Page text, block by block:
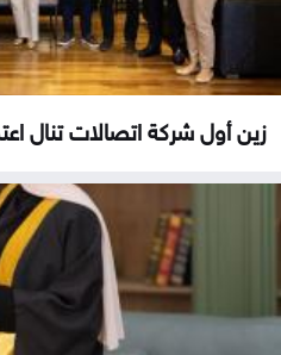
زين أول شركة اتصالات تنال